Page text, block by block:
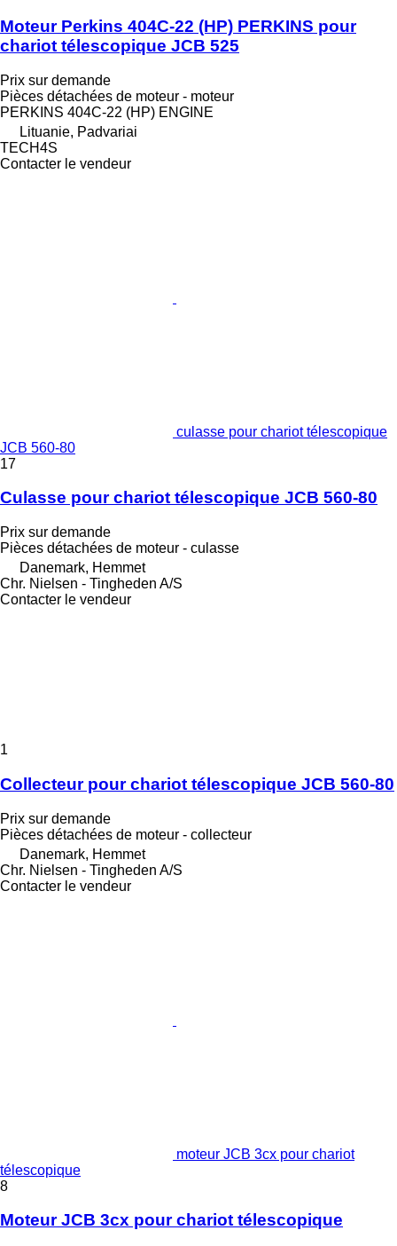
Moteur Perkins 404C-22 (HP) PERKINS pour
chariot télescopique JCB 525
Prix sur demande
Pièces détachées de moteur - moteur
PERKINS 404C-22 (HP) ENGINE
Lituanie, Padvariai
TECH4S
Contacter le vendeur
culasse pour chariot télescopique
JCB 560-80
17
Culasse pour chariot télescopique JCB 560-80
Prix sur demande
Pièces détachées de moteur - culasse
Danemark, Hemmet
Chr. Nielsen - Tingheden A/S
Contacter le vendeur
1
Collecteur pour chariot télescopique JCB 560-80
Prix sur demande
Pièces détachées de moteur - collecteur
Danemark, Hemmet
Chr. Nielsen - Tingheden A/S
Contacter le vendeur
moteur JCB 3cx pour chariot
télescopique
8
Moteur JCB 3cx pour chariot télescopique